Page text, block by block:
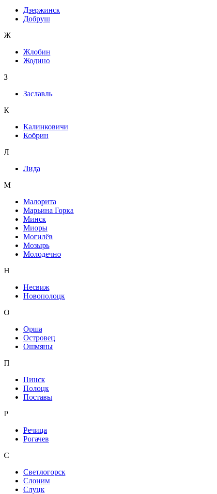
Дзержинск
Добруш
Ж
Жлобин
Жодино
З
Заславль
К
Калинковичи
Кобрин
Л
Лида
М
Малорита
Марьина Горка
Минск
Миоры
Могилёв
Мозырь
Молодечно
Н
Несвиж
Новополоцк
О
Орша
Островец
Ошмяны
П
Пинск
Полоцк
Поставы
Р
Речица
Рогачев
С
Светлогорск
Слоним
Слуцк